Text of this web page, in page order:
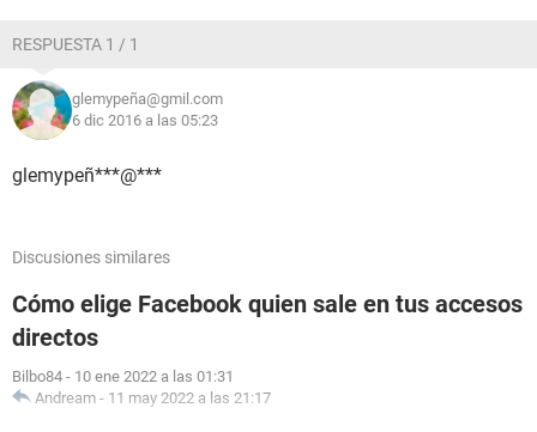
RESPUESTA 1 / 1
glemypeña@gmil.com
6 dic 2016 a las 05:23
glemypeñ***@***
Discusiones similares
Cómo elige Facebook quien sale en tus accesos
directos
Bilbo84 - 10 ene 2022 a las 01:31
Andream - 11 may 2022 a las 21:17